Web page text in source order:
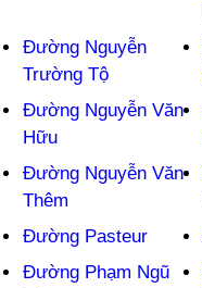
Đường Nguyễn
Trường Tộ
Đường Nguyễn Văn
Hữu
Đường Nguyễn Văn
Thêm
Đường Pasteur
Đường Phạm Ngũ